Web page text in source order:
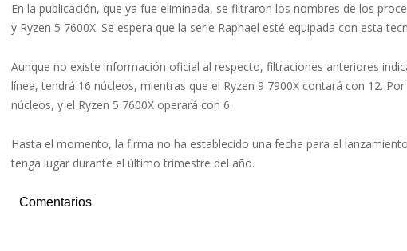
En la publicación, que ya fue eliminada, se filtraron los nombres de los
y Ryzen 5 7600X. Se espera que la serie Raphael esté equipada con esta
Aunque no existe información oficial al respecto, filtraciones anteriores
línea, tendrá 16 núcleos, mientras que el Ryzen 9 7900X contará con 12.
núcleos, y el Ryzen 5 7600X operará con 6.
Hasta el momento, la firma no ha establecido una fecha para el
tenga lugar durante el último trimestre del año.
Comentarios